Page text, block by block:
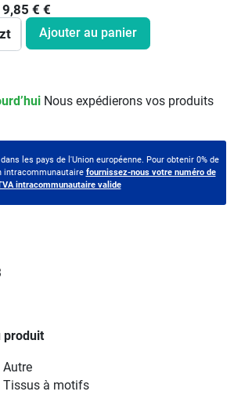
€ €
Ajouter au panier
Nous expédierons vos produits
les pays de l'Union européenne. Pour obtenir 0% de
intracommunautaire fournissez-nous votre numéro de
intracommunautaire valide
produit
Autre
Tissus à motifs